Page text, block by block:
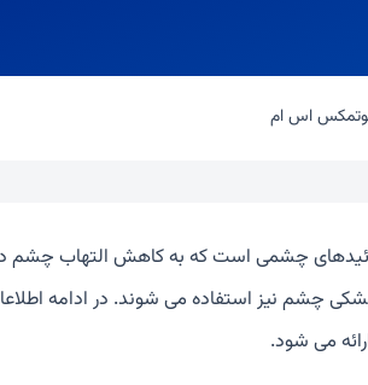
اس ام
چشمی است که به کاهش التهاب چشم در
چشم نیز استفاده می شوند. در ادامه
می شود.